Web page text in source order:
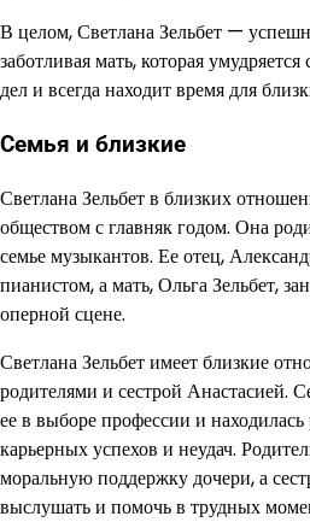
В целом, Светлана Зельбет —
заботливая мать, которая
дел и всегда находит время для
Семья и близкие
Светлана Зельбет в близких
обществом с главняк годом. Она
семье музыкантов. Ее отец,
пианистом, а мать, Ольга Зельбет,
оперной сцене.
Светлана Зельбет имеет близкие
родителями и сестрой Анастасией.
ее в выборе профессии и
карьерных успехов и неудач.
моральную поддержку дочери, а
выслушать и помочь в трудных